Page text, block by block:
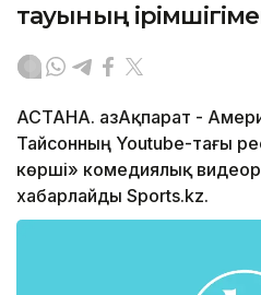
тауының
АСТАНА. ҚазАқпарат -
Тайсонның Youtube-тағы
көрші» комедиялық
хабарлайды Sports.kz.